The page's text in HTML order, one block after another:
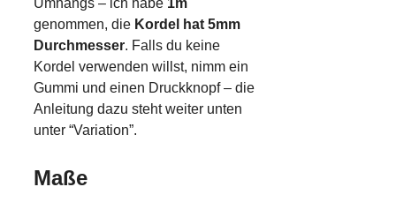
genommen, die Kordel hat 5mm
Durchmesser. Falls du keine
Kordel verwenden willst, nimm ein
Gummi und einen Druckknopf – die
Anleitung dazu steht weiter unten
unter “Variation”.
Maße